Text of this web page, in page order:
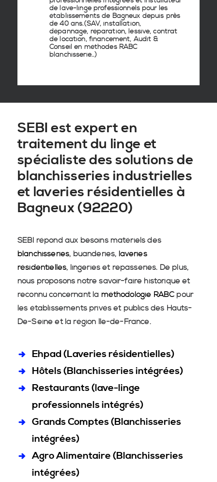
de lave-lingeprofessionnels pour les
établissements de Bagneux depuis près
de 40 ans.(SAV, installation,
dépannage, réparation, lessive, contrat
de location, financement, Audit &
Conseil en méthodes RABC
blanchisserie..)
SEBI est expert en
traitement du linge et
spécialiste des solutions de
blanchisseries industrielles
et laveries résidentielles à
Bagneux (92220)
SEBI répond aux besoins matériels des
blanchisseries, buanderies, laveries
résidentielles, lingeries et repasseries. De plus,
nous proposons notre savoir-faire historique et
reconnu concernant la méthodologie RABC pour
les établissements privés et publics des Hauts-
De-Seine et la région Île-de-France.
Ehpad (Laveries résidentielles)
Hôtels (Blanchisseries intégrées)
Restaurants (lave-linge
professionnels intégrés)
Grands Comptes (Blanchisseries
intégrées)
Agro Alimentaire (Blanchisseries
intégrées)